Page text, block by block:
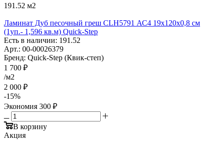
191.52 м2
Ламинат Дуб песочный греш CLH5791 АС4 19х120х0,8 см
(1уп.- 1,596 кв.м) Quick-Step
Есть в наличии: 191.52
Арт.: 00-00026379
Бренд: Quick-Step (Квик-степ)
1 700 ₽
/м2
2 000 ₽
-15%
Экономия 300 ₽
В корзину
Акция